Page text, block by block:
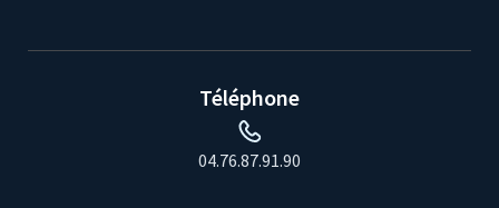
Téléphone
04.76.87.91.90